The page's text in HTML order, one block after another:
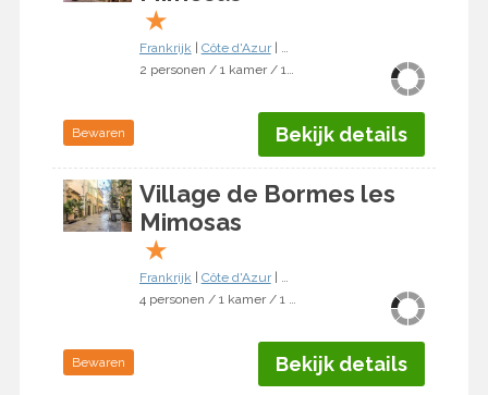
★
Frankrijk Côte d'Azur| Bormes-les-Mimosas
2 personen / 1 kamer / 1 slaapkamer
Bewaren Bekijk details
Village de Bormes les
Mimosas
★
Frankrijk Côte d'Azur| Bormes-les-Mimosas
4 personen / 1 kamer / 1 slaapkamer
Bewaren Bekijk details